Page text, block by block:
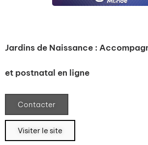
Jardins de Naissance :
et postnatal en ligne
Contacter
Visiter le site